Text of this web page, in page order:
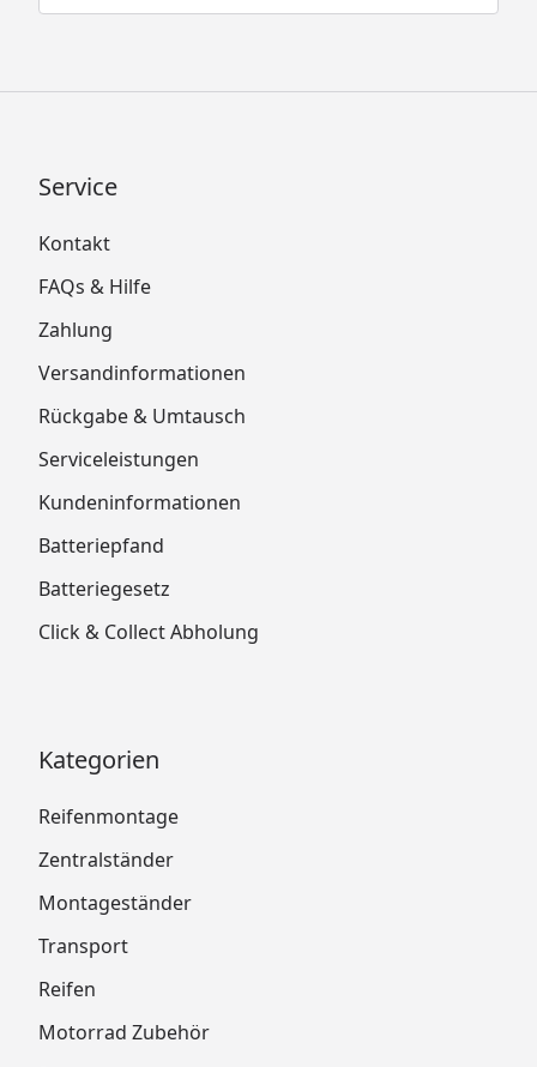
Service
Kontakt
FAQs & Hilfe
Zahlung
Versandinformationen
Rückgabe & Umtausch
Serviceleistungen
Kundeninformationen
Batteriepfand
Batteriegesetz
Click & Collect Abholung
Kategorien
Reifenmontage
Zentralständer
Montageständer
Transport
Reifen
Motorrad Zubehör